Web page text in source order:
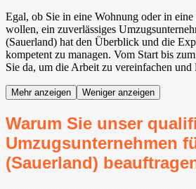
Egal, ob Sie in eine Wohnung oder in
wollen, ein zuverlässiges
(Sauerland) hat den Überblick und die
kompetent zu managen. Vom Start bis
Sie da, um die Arbeit zu vereinfachen und
Mehr anzeigen Weniger anzeigen
Warum Sie unser
Umzugsunternehmen
(Sauerland)